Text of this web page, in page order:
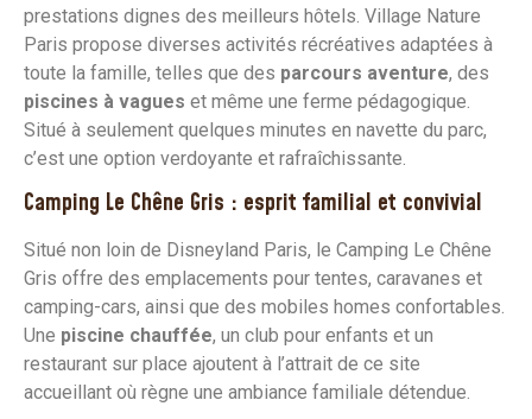
prestations dignes des meilleurs hôtels. Village Nature
Paris propose diverses activités récréatives adaptées à
toute la famille, telles que des parcours aventure, des
piscines à vagues et même une ferme pédagogique.
Situé à seulement quelques minutes en navette du parc,
c’est une option verdoyante et rafraîchissante.
Camping Le Chêne Gris : esprit familial et convivial
Situé non loin de Disneyland Paris, le Camping Le Chêne
Gris offre des emplacements pour tentes, caravanes et
camping-cars, ainsi que des mobiles homes confortables.
Une piscine chauffée, un club pour enfants et un
restaurant sur place ajoutent à l’attrait de ce site
accueillant où règne une ambiance familiale détendue.